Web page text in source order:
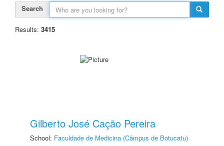
Search
Results: 3415
Gilberto José Cação Pereira
School: Faculdade de Medicina (Câmpus de Botucatu)